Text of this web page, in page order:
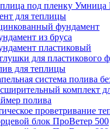
под пленку Умница
для теплицы
фундамент
из бруса
пластиковый
для пластикового
для теплицы
система полива
комплект
полива
проветривание
блок ПроВетер 500